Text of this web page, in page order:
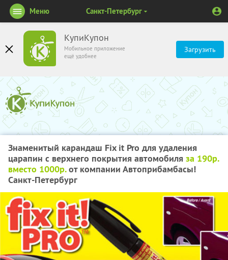
КупиКупон
Мобильное приложение
ещё удобнее
Загрузить
Меню Санкт-Петербург
Знаменитый карандаш Fix it Pro для удаления
царапин с верхнего покрытия автомобиля за 190р.
вместо 1000р.от компании Автоприбамбасы!
Санкт-Петербург